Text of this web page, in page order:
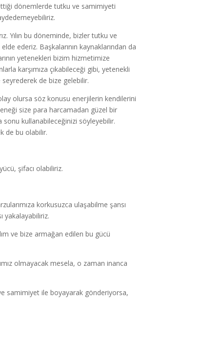
dönemlerde tutku ve samimiyeti
Yılın bu döneminde, bizler tutku ve
ederiz. Başkalarının kaynaklarından da
yetenekleri bizim hizmetimize
karşımıza çıkabileceği gibi, yetenekli
seyrederek de bize gelebilir.
olursa söz konusu enerjilerin kendilerini
size para harcamadan güzel bir
kullanabileceğinizi söyleyebilir.
de bu olabilir.
şifacı olabiliriz.
korkusuzca ulaşabilme şansı
yakalayabiliriz.
ve bize armağan edilen bu gücü
olmayacak mesela, o zaman inanca
samimiyet ile boyayarak gönderiyorsa,